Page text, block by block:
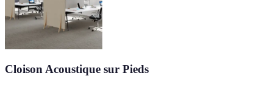
Cloison Acoustique sur Pieds